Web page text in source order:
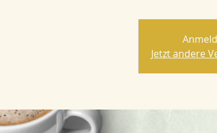
Jetzt andere